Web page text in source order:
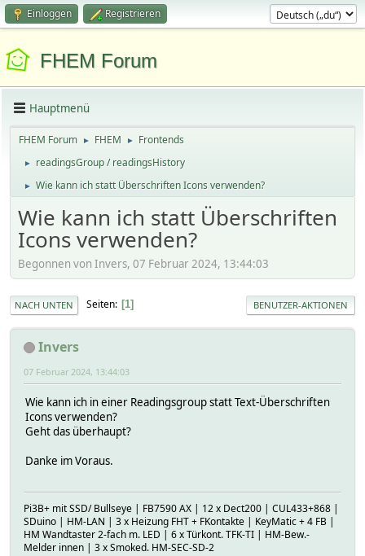
Einloggen Registrieren
FHEM Forum
Hauptmenü
FHEM Forum ► FHEM ► Frontends
► readingsGroup / readingsHistory
► Wie kann ich statt Überschriften Icons verwenden?
Wie kann ich statt Überschriften
Icons verwenden?
Begonnen von Invers, 07 Februar 2024, 13:44:03
NACH UNTEN Seiten 1 BENUTZER-AKTIONEN
Invers
07 Februar 2024, 13:44:03
Wie kann ich in einer Readingsgroup statt Text-Überschriften
Icons verwenden?
Geht das überhaupt?
Danke im Voraus.
Pi3B+ mit SSD/ Bullseye | FB7590 AX | 12 x Dect200 | CUL433+868 |
SDuino | HM-LAN | 3 x Heizung FHT + FKontakte | KeyMatic + 4 FB |
HM Wandtaster 2-fach m. LED | 6 x Türkont. TFK-TI | HM-Bew.-
Melder innen | 3 x Smoked. HM-SEC-SD-2